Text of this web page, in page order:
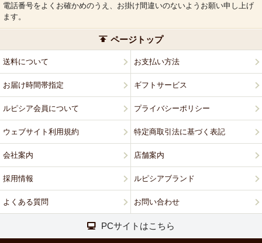
電話番号をよくお確かめのうえ、お掛け間違いのないようお願い申し上げ
ます。
ページトップ
送料について お支払い方法
お届け時間帯指定 ギフトサービス
ルピシア会員について プライバシーポリシー
ウェブサイト利用規約 特定商取引法に基づく表記
会社案内 店舗案内
採用情報 ルピシアブランド
よくある質問 お問い合わせ
PCサイトはこちら